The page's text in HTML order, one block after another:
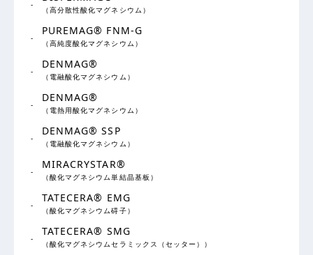
（高分散性酸化マグネシウム）
PUREMAG® FNM-G
（高純度酸化マグネシウム）
DENMAG®
（電融酸化マグネシウム）
DENMAG®
（電熱用酸化マグネシウム）
DENMAG® SSP
（電融酸化マグネシウム）
MIRACRYSTAR®
（酸化マグネシウム単結晶基板）
TATECERA® EMG
（酸化マグネシウム碍子）
TATECERA® SMG
（酸化マグネシウムセラミックス（セッター））